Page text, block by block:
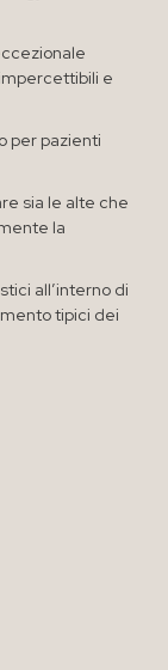
e
per pazienti
sia le alte che
la
all’interno di
tipici dei